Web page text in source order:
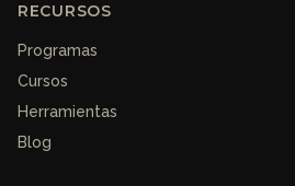
RECURSOS
Programas
Cursos
Herramientas
Blog